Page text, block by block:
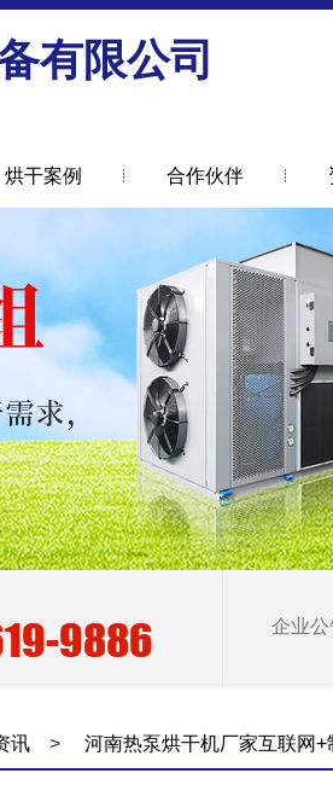
有限公司
烘干案例 合作伙伴
企业公
讯 > 河南热泵烘干机厂家互联网